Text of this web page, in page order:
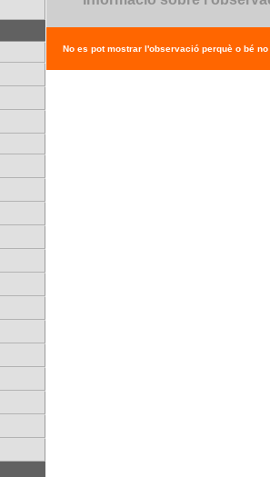
No es pot mostrar l'observació perquè o bé